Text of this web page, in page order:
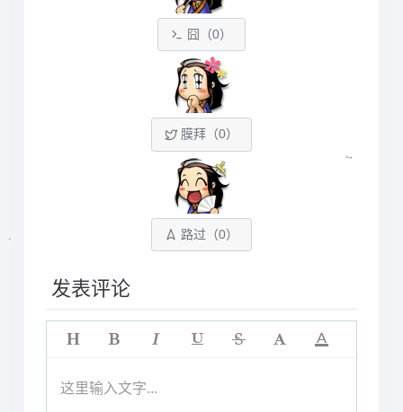
囧（0）
膜拜（0）
路过（0）
发表评论
这里输入文字...